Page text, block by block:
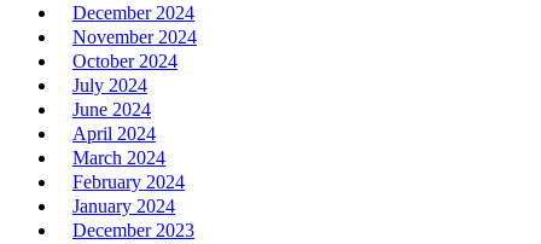
December 2024
November 2024
October 2024
July 2024
June 2024
April 2024
March 2024
February 2024
January 2024
December 2023